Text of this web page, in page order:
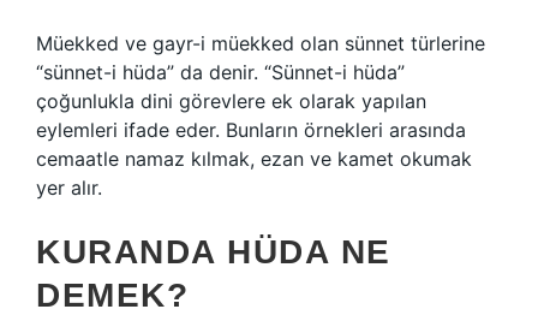
Müekked ve gayr-i müekked olan sünnet türlerine
“sünnet-i hüda” da denir. “Sünnet-i hüda”
çoğunlukla dini görevlere ek olarak yapılan
eylemleri ifade eder. Bunların örnekleri arasında
cemaatle namaz kılmak, ezan ve kamet okumak
yer alır.
KURANDA HÜDA NE
DEMEK?